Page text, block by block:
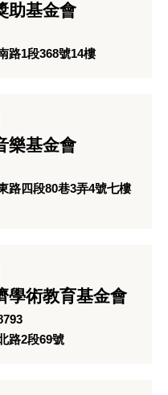
助基金會
路1段368號14樓
樂基金會
路四段80巷3弄4號七樓
學術教育基金會
路2段69號